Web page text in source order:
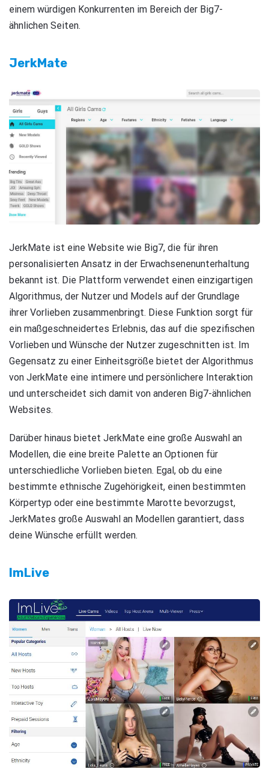
einem würdigen Konkurrenten im Bereich der Big7-
ähnlichen Seiten.
JerkMate
JerkMate ist eine Website wie Big7, die für ihren
personalisierten Ansatz in der Erwachsenenunterhaltung
bekannt ist. Die Plattform verwendet einen einzigartigen
Algorithmus, der Nutzer und Models auf der Grundlage
ihrer Vorlieben zusammenbringt. Diese Funktion sorgt für
ein maßgeschneidertes Erlebnis, das auf die spezifischen
Vorlieben und Wünsche der Nutzer zugeschnitten ist. Im
Gegensatz zu einer Einheitsgröße bietet der Algorithmus
von JerkMate eine intimere und persönlichere Interaktion
und unterscheidet sich damit von anderen Big7-ähnlichen
Websites.
Darüber hinaus bietet JerkMate eine große Auswahl an
Modellen, die eine breite Palette an Optionen für
unterschiedliche Vorlieben bieten. Egal, ob du eine
bestimmte ethnische Zugehörigkeit, einen bestimmten
Körpertyp oder eine bestimmte Marotte bevorzugst,
JerkMates große Auswahl an Modellen garantiert, dass
deine Wünsche erfüllt werden.
ImLive